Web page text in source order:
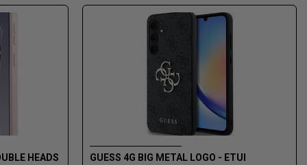
HEADS
GUESS 4G BIG METAL LOGO - ETUI